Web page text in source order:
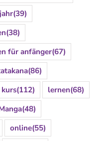
(39)
(38)
für anfänger(67)
(86)
kurs(112) lernen(68)
(48)
online(55)